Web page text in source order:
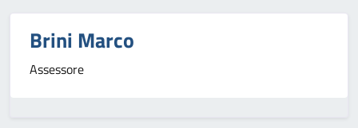
Brini Marco
Assessore